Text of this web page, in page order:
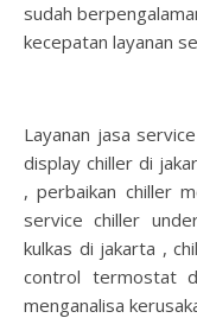
sudah
kecepatan layanan
Layanan jasa
display chiller di
, perbaikan chiller
service chiller
kulkas di jakarta ,
control termostat
menganalisa